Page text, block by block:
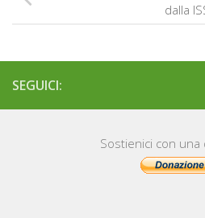
dalla
SEGUICI:
Sostienici con una